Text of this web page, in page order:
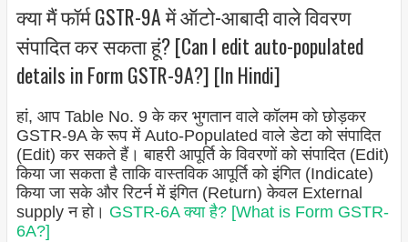
क्या मैं फॉर्म GSTR-9A में ऑटो-आबादी वाले विवरण
संपादित कर सकता हूं? [Can I edit auto-populated
details in Form GSTR-9A?] [In Hindi]
हां, आप Table No. 9 के कर भुगतान वाले कॉलम को छोड़कर
GSTR-9A के रूप में Auto-Populated वाले डेटा को संपादित
(Edit) कर सकते हैं। बाहरी आपूर्ति के विवरणों को संपादित (Edit)
किया जा सकता है ताकि वास्तविक आपूर्ति को इंगित (Indicate)
किया जा सके और रिटर्न में इंगित (Return) केवल External
supply न हो। GSTR-6A क्या है? [What is Form GSTR-
6A?]